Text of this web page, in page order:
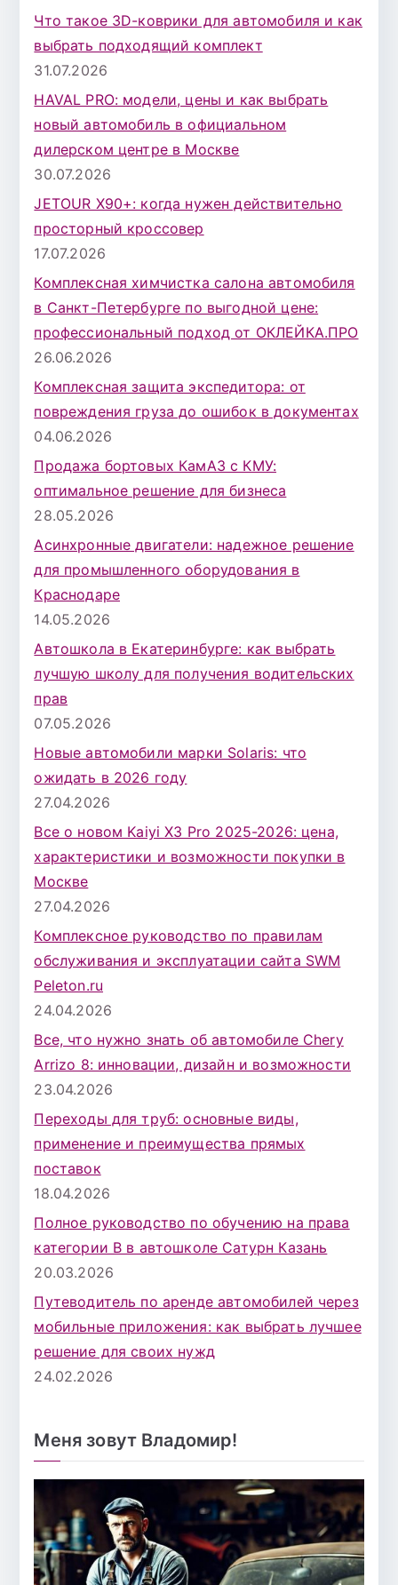
Что такое 3D-коврики для автомобиля и как
выбрать подходящий комплект
31.07.2026
HAVAL PRO: модели, цены и как выбрать
новый автомобиль в официальном
дилерском центре в Москве
30.07.2026
JETOUR X90+: когда нужен действительно
просторный кроссовер
17.07.2026
Комплексная химчистка салона автомобиля
в Санкт-Петербурге по выгодной цене:
профессиональный подход от ОКЛЕЙКА.ПРО
26.06.2026
Комплексная защита экспедитора: от
повреждения груза до ошибок в документах
04.06.2026
Продажа бортовых КамАЗ с КМУ:
оптимальное решение для бизнеса
28.05.2026
Асинхронные двигатели: надежное решение
для промышленного оборудования в
Краснодаре
14.05.2026
Автошкола в Екатеринбурге: как выбрать
лучшую школу для получения водительских
прав
07.05.2026
Новые автомобили марки Solaris: что
ожидать в 2026 году
27.04.2026
Все о новом Kaiyi X3 Pro 2025-2026: цена,
характеристики и возможности покупки в
Москве
27.04.2026
Комплексное руководство по правилам
обслуживания и эксплуатации сайта SWM
Peleton.ru
24.04.2026
Все, что нужно знать об автомобиле Chery
Arrizo 8: инновации, дизайн и возможности
23.04.2026
Переходы для труб: основные виды,
применение и преимущества прямых
поставок
18.04.2026
Полное руководство по обучению на права
категории B в автошколе Сатурн Казань
20.03.2026
Путеводитель по аренде автомобилей через
мобильные приложения: как выбрать лучшее
решение для своих нужд
24.02.2026
Меня зовут Владомир!